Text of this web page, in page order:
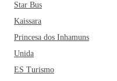
Star Bus
Kaissara
Princesa dos Inhamuns
Unida
ES Turismo